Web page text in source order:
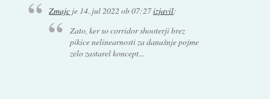
Zmajc je 14. jul 2022 ob 07:27izjavil:
Zato, ker so corridor shooterji brez
pikice nelinearnosti za današnje pojme
zelo zastarel koncept...